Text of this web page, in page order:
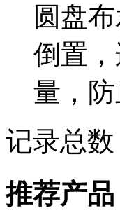
圆盘
倒置
量，
记录总数
推荐产品